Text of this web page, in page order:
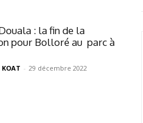
: la fin de la
pour Bolloré au parc à
KOAT - 29 décembre 2022